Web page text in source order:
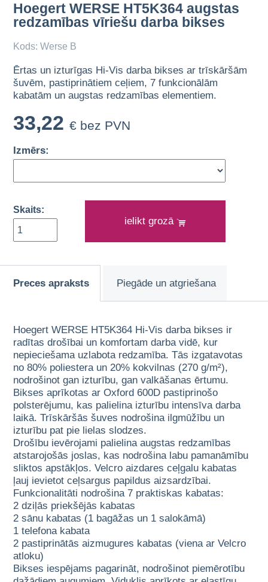
Hoegert WERSE HT5K364 augstas
redzamības vīriešu darba bikses
Kods: Werse B
Ērtas un izturīgas Hi-Vis darba bikses ar trīskāršām
šuvēm, pastiprinātiem ceļiem, 7 funkcionālām
kabatām un augstas redzamības elementiem.
33,22 € bez PVN
Izmērs:
Skaits:
ielikt grozā
Preces apraksts Piegāde un atgriešana
Hoegert WERSE HT5K364 Hi-Vis darba bikses ir
radītas drošībai un komfortam darba vidē, kur
nepieciešama uzlabota redzamība. Tās izgatavotas
no 80% poliestera un 20% kokvilnas (270 g/m²),
nodrošinot gan izturību, gan valkāšanas ērtumu.
Bikses aprīkotas ar Oxford 600D pastiprinošo
polsterējumu, kas palielina izturību intensīva darba
laikā. Trīskāršās šuves nodrošina ilgmūžību un
izturību pat pie lielas slodzes.
Drošību ievērojami palielina augstas redzamības
atstarojošās joslas, kas nodrošina labu pamanāmību
sliktos apstākļos. Velcro aizdares ceļgalu kabatas
ļauj ievietot ceļsargus papildus aizsardzībai.
Funkcionalitāti nodrošina 7 praktiskas kabatas:
2 dziļās priekšējās kabatas
2 sānu kabatas (1 bagāžas un 1 salokāmā)
1 telefona kabata
2 pastiprinātās aizmugures kabatas (viena ar Velcro
atloku)
Bikses iespējams pagarināt, nodrošinot piemērotību